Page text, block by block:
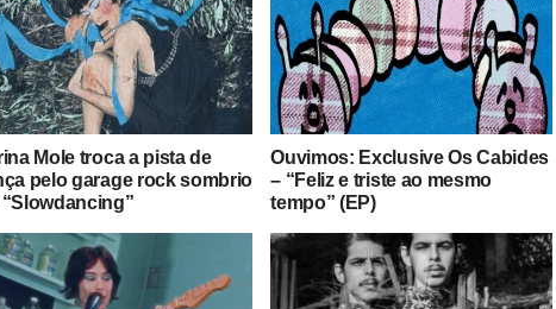
Mole troca a pista de
pelo garage rock sombrio
Ouvimos: Exclusive Os Cabides
– “Feliz e triste ao mesmo
tempo” (EP)